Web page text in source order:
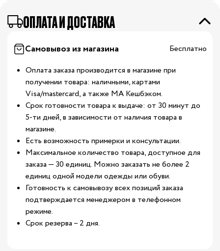
ОПЛАТА И ДОСТАВКА
Самовывоз из магазина
Бесплатно
Оплата заказа производится в магазине при
получении товара: наличными, картами
Visa/mastercard, а также МА Кешбэком.
Срок готовности товара к выдаче: от 30 минут до
5-ти дней, в зависимости от наличия товара в
магазине.
Есть возможность примерки и консультации.
Максимальное количество товара, доступное для
заказа — 30 единиц. Можно заказать не более 2
единиц одной модели одежды или обуви.
Готовность к самовывозу всех позиций заказа
подтверждается менеджером в телефонном
режиме.
Срок резерва – 2 дня.